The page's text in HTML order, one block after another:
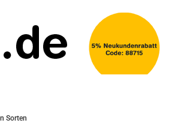
Sorten